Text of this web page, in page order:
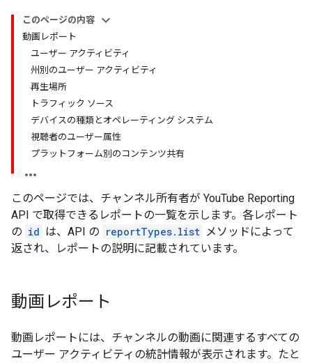
このページの内容
動画レポート
ユーザー アクティビティ
州別のユーザー アクティビティ
再生場所
トラフィック ソース
デバイスの種類とオペレーティング システム
視聴者のユーザー属性
プラットフォーム別のコンテンツ共有
このページでは、チャンネル所有者が YouTube Reporting
API で取得できるレポートの一覧を示します。各レポート
の id は、API の reportTypes.list メソッドによって
返され、レポートの説明に記載されています。
動画レポート
動画レポートには、チャンネルの動画に関連するすべての
ユーザー アクティビティの統計情報が表示されます。たと